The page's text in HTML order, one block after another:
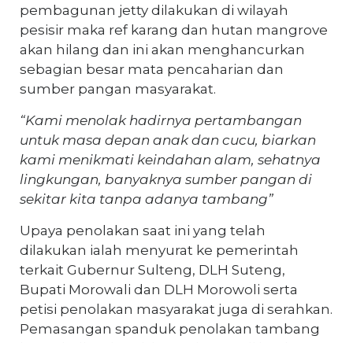
pembagunan jetty dilakukan di wilayah
pesisir maka ref karang dan hutan mangrove
akan hilang dan ini akan menghancurkan
sebagian besar mata pencaharian dan
sumber pangan masyarakat.
“Kami menolak hadirnya pertambangan
untuk masa depan anak dan cucu, biarkan
kami menikmati keindahan alam, sehatnya
lingkungan, banyaknya sumber pangan di
sekitar kita tanpa adanya tambang”
Upaya penolakan saat ini yang telah
dilakukan ialah menyurat ke pemerintah
terkait Gubernur Sulteng, DLH Suteng,
Bupati Morowali dan DLH Morowoli serta
petisi penolakan masyarakat juga di serahkan.
Pemasangan spanduk penolakan tambang